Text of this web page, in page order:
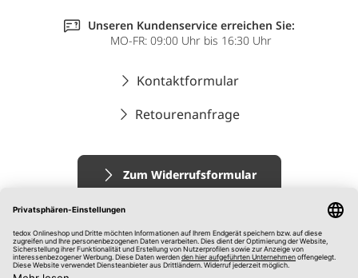
Unseren Kundenservice erreichen Sie:
MO-FR: 09:00 Uhr bis 16:30 Uhr
Kontaktformular
Retourenanfrage
Zum Widerrufsformular
Impressum
AGB